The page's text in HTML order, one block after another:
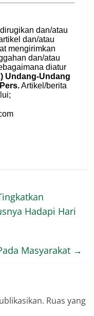
Hadapi Hari
Masyarakat →
Ruas yang